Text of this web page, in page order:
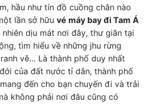
hầu như tín đồ cuồng chân nào
lần sở hữu vé máy bay đi Tam Á
dịu mát nơi đây, thư giãn tại
tìm hiểu về những jhu rừng
vẽ… Là thành phố duy nhất
của đất nước tỉ dân, thành phố
đến cho bạn chuyến đi và trải
không phải nơi đâu cũng có